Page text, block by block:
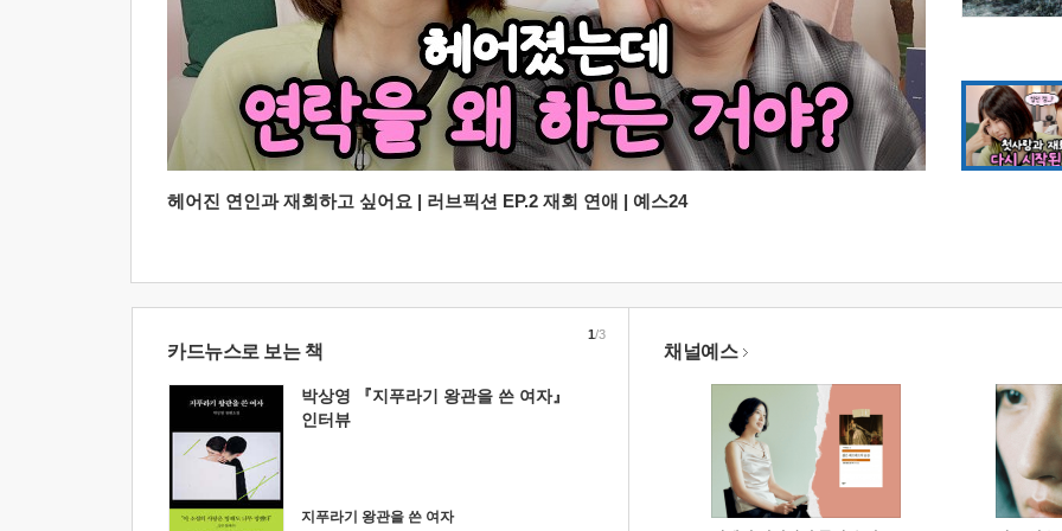
헤어진 연인과 재회하고 싶어요 | 러브픽션 EP.2 재회 연애 | 예스24
카드뉴스로 보는 책
박상영 『지푸라기 왕관을 쓴 여자』
인터뷰
지푸라기 왕관을 쓴 여자
1/3
채널예스